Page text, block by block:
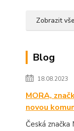
Zobrazit
Blog
18.08.2023
MORA,
novou
Česká